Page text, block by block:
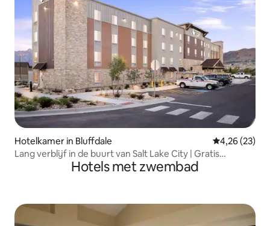
Hotelkamer in Bluffdale Gemiddelde
4,26 (23)
Lang verblijf in de buurt van Salt Lake City | Gratis
Hotels met zwembad